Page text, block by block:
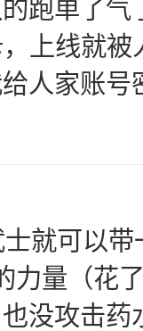
跑单了
上线就
人家账
士就可以
力量（花
没攻击药